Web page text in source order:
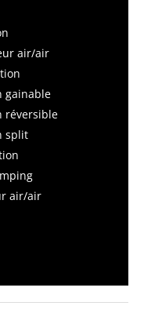
air/air
gainable
réversible
split
air/air